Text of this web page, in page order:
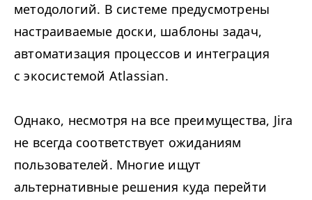
методологий. В системе предусмотрены
настраиваемые доски, шаблоны задач,
автоматизация процессов и интеграция
с экосистемой Atlassian.
Однако, несмотря на все преимущества, Jira
не всегда соответствует ожиданиям
пользователей. Многие ищут
альтернативные решения куда перейти